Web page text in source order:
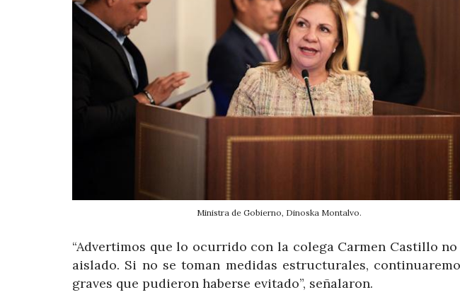
Ministra de Gobierno, Dinoska Montalvo.
“Advertimos que lo ocurrido con la colega Carmen Castillo
aislado. Si no se toman medidas estructurales,
graves que pudieron haberse evitado”, señalaron.